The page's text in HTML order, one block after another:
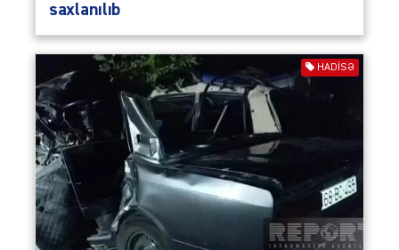
saxlanılıb
HADISƏ